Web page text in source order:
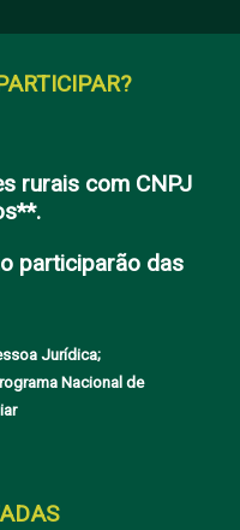
rurais com CNPJ
participarão das
Jurídica;
Nacional de